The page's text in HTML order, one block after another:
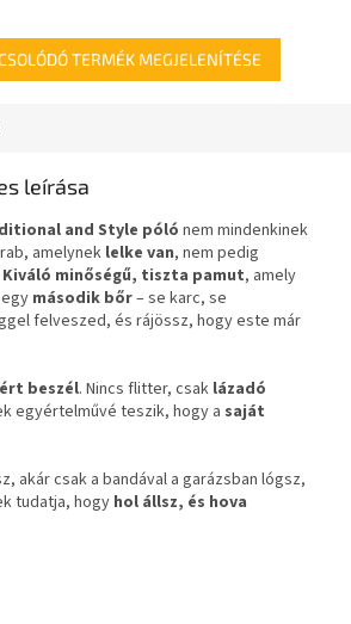
TERMÉK MEGJELENÍTÉSE
leírása
and Style póló nem mindenkinek
amelynek lelke van, nem pedig
Kiváló minőségű, tiszta pamut, amely
második bőr– se karc, se
felveszed, és rájössz, hogy este már
beszél. Nincs flitter, csak lázadó
egyértelművé teszik, hogy a saját
akár csak a bandával a garázsban lógsz,
tudatja, hogy hol állsz, és hova